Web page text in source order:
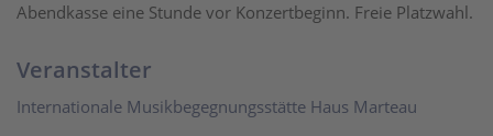
Abendkasse eine Stunde vor Konzertbeginn. Freie Platzwahl.
Veranstalter
Internationale Musikbegegnungsstätte Haus Marteau